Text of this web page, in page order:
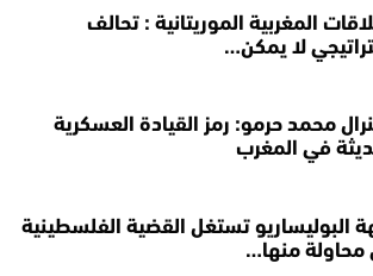
المغربية الموريتانية : تحالف
لا يمكن…
محمد حرمو: رمز القيادة العسكرية
في المغرب
البوليساريو تستغل القضية الفلسطينية
منها…